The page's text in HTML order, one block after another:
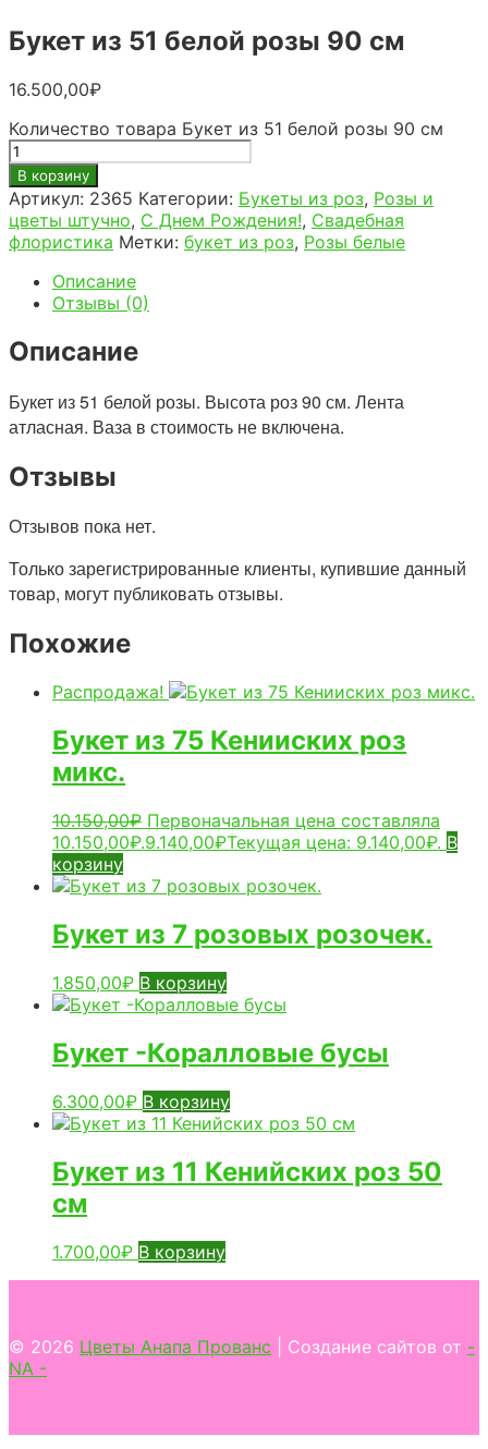
Букет из 51 белой розы 90 см
16.500,00₽
Количество товара Букет из 51 белой розы 90 см
В корзину
Артикул: 2365 Категории: Букеты из роз, Розы и
цветы штучно, С Днем Рождения!, Свадебная
флористика Метки: букет из роз, Розы белые
Описание
Отзывы (0)
Описание
Букет из 51 белой розы. Высота роз 90 см. Лента
атласная. Ваза в стоимость не включена.
Отзывы
Отзывов пока нет.
Только зарегистрированные клиенты, купившие данный
товар, могут публиковать отзывы.
Похожие
Распродажа!
Букет из 75 Кенииских роз
микс.
10.150,00₽ Первоначальная цена составляла
10.150,00₽.9.140,00₽Текущая цена: 9.140,00₽. В
корзину
Букет из 7 розовых розочек.
1.850,00₽ В корзину
Букет -Коралловые бусы
6.300,00₽ В корзину
Букет из 11 Кенийских роз 50
см
1.700,00₽ В корзину
© 2026 Цветы Анапа Прованс | Создание сайтов от -
NA -